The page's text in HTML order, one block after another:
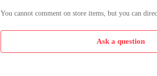
You cannot comment on store items, but you can
Ask a question